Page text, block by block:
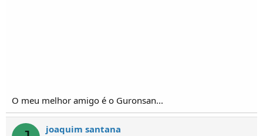
O meu melhor amigo é o Guronsan...
joaquim santana